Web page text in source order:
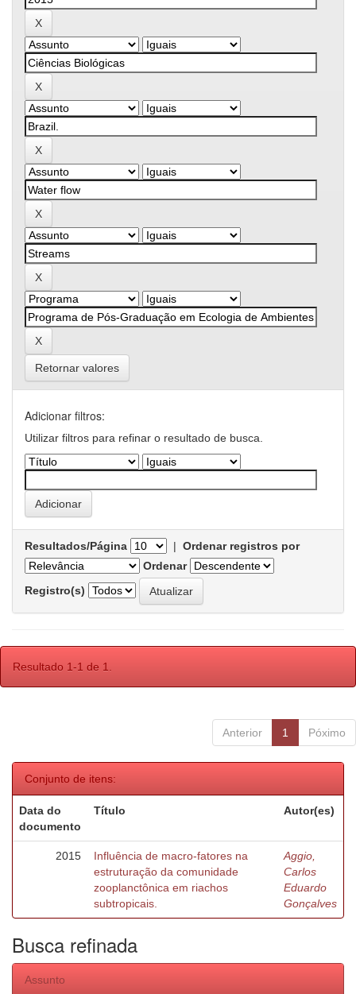
Retornar valores
Adicionar filtros:
Utilizar filtros para refinar o resultado de busca.
Resultados/Página | Ordenar registros por
Ordenar
Registro(s)
Resultado 1-1 de 1.
Anterior 1 Póximo
Conjunto de itens:
Data do
documento
Título Autor(es)
2015
Influência de macro-fatores na
estruturação da comunidade
zooplanctônica em riachos
subtropicais.
Aggio,
Carlos
Eduardo
Gonçalves
Busca refinada
Assunto